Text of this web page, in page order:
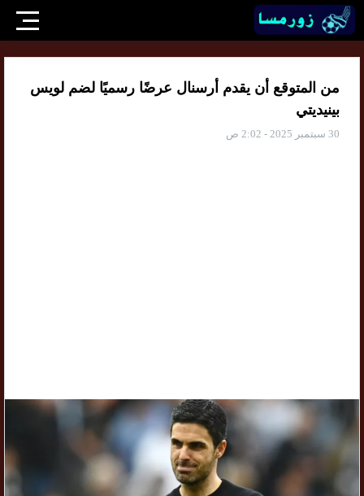
من المتوقع أن يقدم أرسنال عرضًا رسميًا لضم لويس
بينيديتي
30 سبتمبر 2025 - 2:02 ص